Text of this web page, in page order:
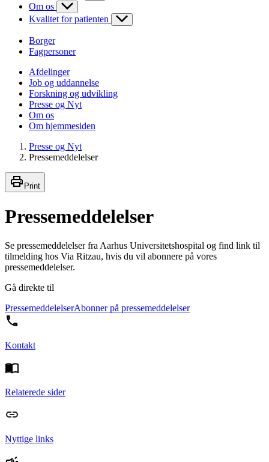
Om os
Kvalitet for patienten
Borger
Fagpersoner
Afdelinger
Job og uddannelse
Forskning og udvikling
Presse og Nyt
Om os
Om hjemmesiden
Presse og Nyt
Pressemeddelelser
Print
Pressemeddelelser
Se pressemeddelelser fra Aarhus Universitetshospital og find link til
tilmelding hos Via Ritzau, hvis du vil abonnere på vores
pressemeddelelser.
Gå direkte til
PressemeddelelserAbonner på pressemeddelelser
Kontakt
Relaterede sider
Nyttige links